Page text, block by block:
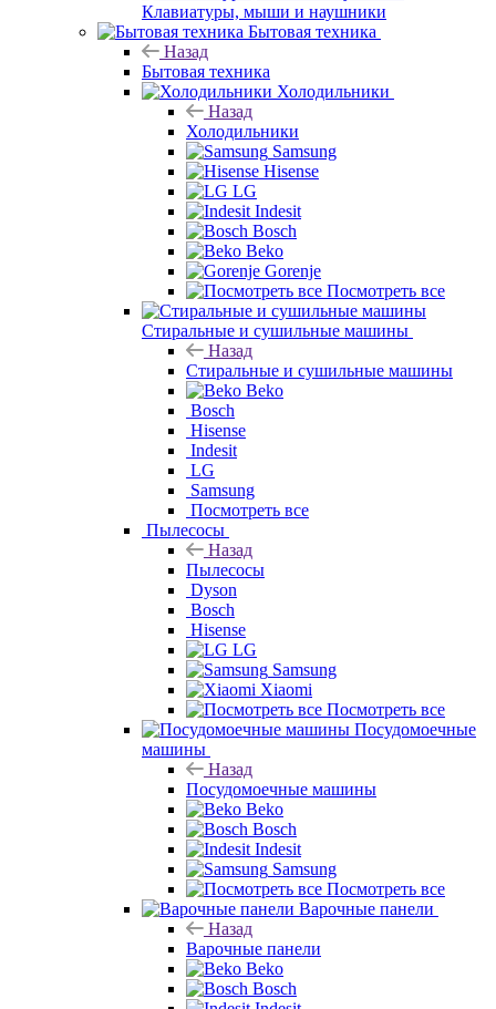
Клавиатуры, мыши и наушники
Бытовая техника
Назад
Бытовая техника
Холодильники
Назад
Холодильники
Samsung
Hisense
LG
Indesit
Bosch
Beko
Gorenje
Посмотреть все
Стиральные и сушильные машины
Назад
Стиральные и сушильные машины
Beko
LG
Samsung
Пылесосы
Назад
Пылесосы
Bosch
Hisense
LG
Samsung
Xiaomi
Посмотреть все
Посудомоечные машины
Назад
Посудомоечные машины
Beko
Bosch
Indesit
Samsung
Посмотреть все
Варочные панели
Назад
Варочные панели
Beko
Bosch